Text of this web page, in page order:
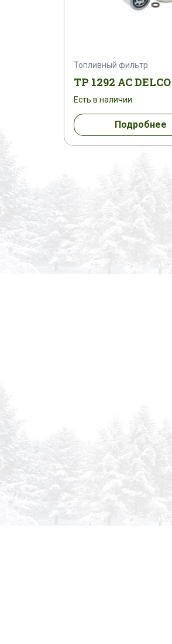
Топливный фильтр
TP 1292 AC DELCO
Есть в наличии
Подробнее